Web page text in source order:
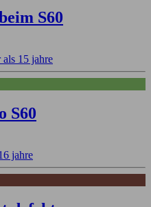
S60
15 jahre
S60
jahre